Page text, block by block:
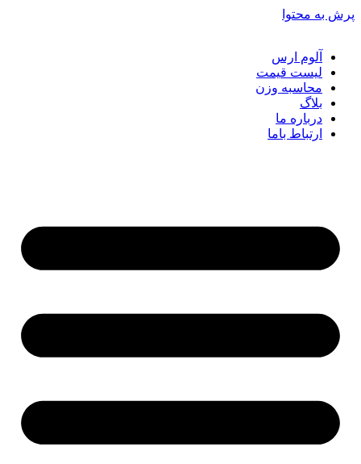
به محتوا
آلوم ارس
لیست قیمت
محاسبه وزن
بلاگ
درباره ما
ارتباط باما